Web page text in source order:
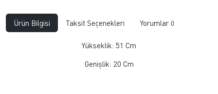
Ürün Bilgisi Taksit Seçenekleri Yorumlar 0
Yükseklik: 51 Cm
Genişlik: 20 Cm